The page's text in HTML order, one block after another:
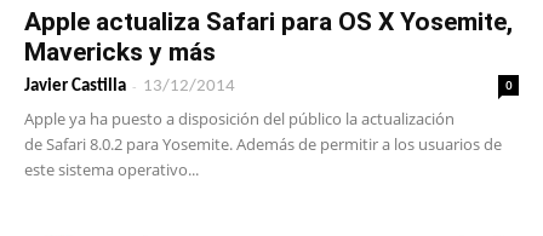
Apple actualiza Safari para OS X Yosemite,
Mavericks y más
Javier Castilla - 13/12/2014 0
Apple ya ha puesto a disposición del público la actualización
de Safari 8.0.2 para Yosemite. Además de permitir a los usuarios de
este sistema operativo...